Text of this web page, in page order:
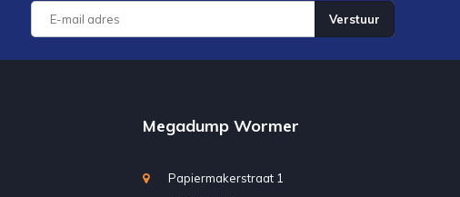
Verstuur
Megadump Wormer
Papiermakerstraat 1